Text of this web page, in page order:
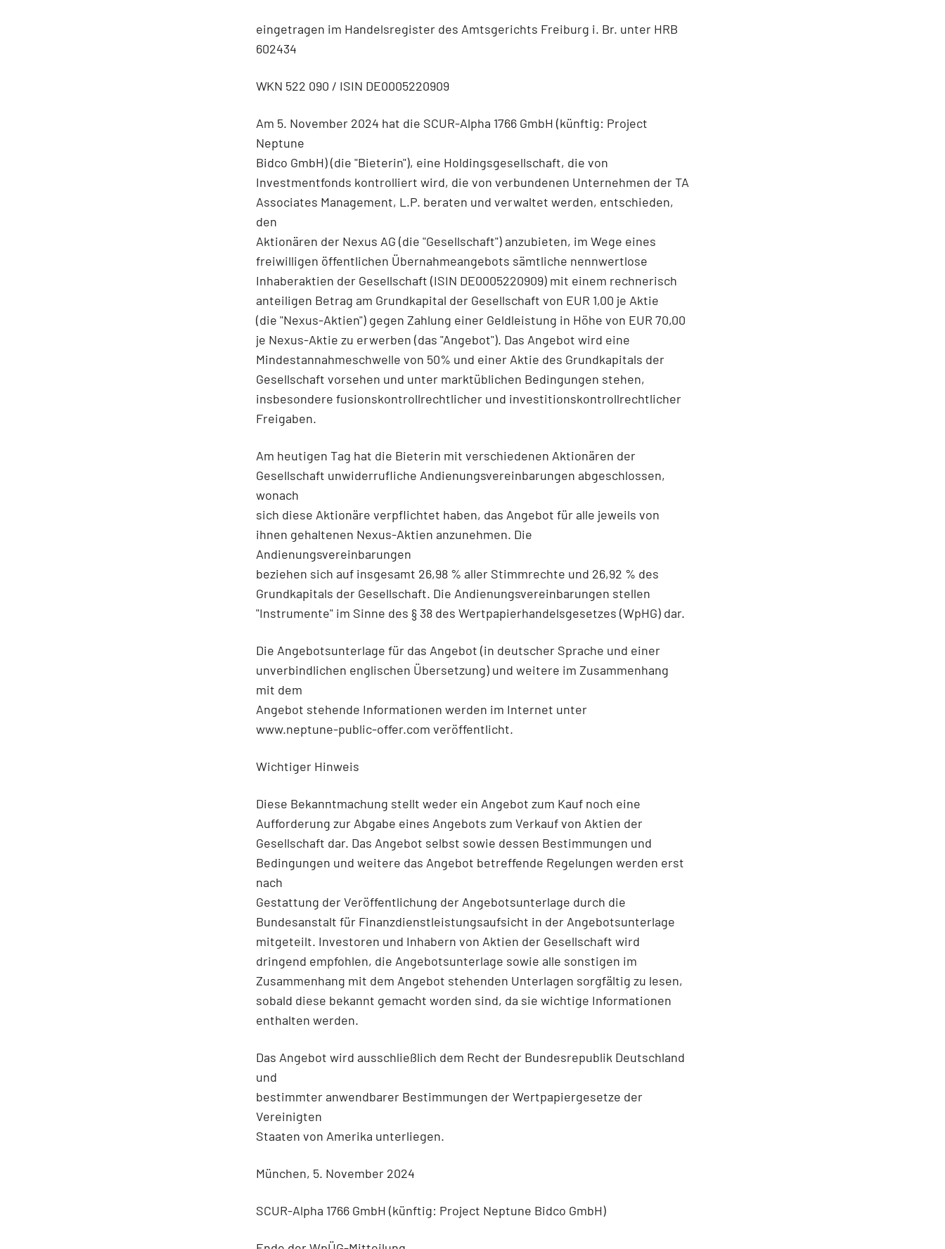
eingetragen im Handelsregister des Amtsgerichts Freiburg i. Br. unter HRB
602434
WKN 522 090 / ISIN DE0005220909
Am 5. November 2024 hat die SCUR-Alpha 1766 GmbH (künftig: Project
Neptune
Bidco GmbH) (die "Bieterin"), eine Holdingsgesellschaft, die von
Investmentfonds kontrolliert wird, die von verbundenen Unternehmen der TA
Associates Management, L.P. beraten und verwaltet werden, entschieden,
den
Aktionären der Nexus AG (die "Gesellschaft") anzubieten, im Wege eines
freiwilligen öffentlichen Übernahmeangebots sämtliche nennwertlose
Inhaberaktien der Gesellschaft (ISIN DE0005220909) mit einem rechnerisch
anteiligen Betrag am Grundkapital der Gesellschaft von EUR 1,00 je Aktie
(die "Nexus-Aktien") gegen Zahlung einer Geldleistung in Höhe von EUR 70,00
je Nexus-Aktie zu erwerben (das "Angebot"). Das Angebot wird eine
Mindestannahmeschwelle von 50% und einer Aktie des Grundkapitals der
Gesellschaft vorsehen und unter marktüblichen Bedingungen stehen,
insbesondere fusionskontrollrechtlicher und investitionskontrollrechtlicher
Freigaben.
Am heutigen Tag hat die Bieterin mit verschiedenen Aktionären der
Gesellschaft unwiderrufliche Andienungsvereinbarungen abgeschlossen,
wonach
sich diese Aktionäre verpflichtet haben, das Angebot für alle jeweils von
ihnen gehaltenen Nexus-Aktien anzunehmen. Die
Andienungsvereinbarungen
beziehen sich auf insgesamt 26,98 % aller Stimmrechte und 26,92 % des
Grundkapitals der Gesellschaft. Die Andienungsvereinbarungen stellen
"Instrumente" im Sinne des § 38 des Wertpapierhandelsgesetzes (WpHG) dar.
Die Angebotsunterlage für das Angebot (in deutscher Sprache und einer
unverbindlichen englischen Übersetzung) und weitere im Zusammenhang
mit dem
Angebot stehende Informationen werden im Internet unter
www.neptune-public-offer.com veröffentlicht.
Wichtiger Hinweis
Diese Bekanntmachung stellt weder ein Angebot zum Kauf noch eine
Aufforderung zur Abgabe eines Angebots zum Verkauf von Aktien der
Gesellschaft dar. Das Angebot selbst sowie dessen Bestimmungen und
Bedingungen und weitere das Angebot betreffende Regelungen werden erst
nach
Gestattung der Veröffentlichung der Angebotsunterlage durch die
Bundesanstalt für Finanzdienstleistungsaufsicht in der Angebotsunterlage
mitgeteilt. Investoren und Inhabern von Aktien der Gesellschaft wird
dringend empfohlen, die Angebotsunterlage sowie alle sonstigen im
Zusammenhang mit dem Angebot stehenden Unterlagen sorgfältig zu lesen,
sobald diese bekannt gemacht worden sind, da sie wichtige Informationen
enthalten werden.
Das Angebot wird ausschließlich dem Recht der Bundesrepublik Deutschland
und
bestimmter anwendbarer Bestimmungen der Wertpapiergesetze der
Vereinigten
Staaten von Amerika unterliegen.
München, 5. November 2024
SCUR-Alpha 1766 GmbH (künftig: Project Neptune Bidco GmbH)